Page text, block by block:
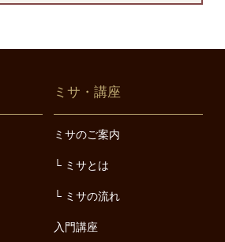
ミサ・講座
ミサのご案内
ミサとは
ミサの流れ
入門講座